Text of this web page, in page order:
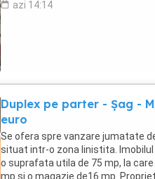
azi 14:14
Duplex pe parter - Șag -
euro
Se ofera spre vanzare jumatate
situat intr-o zona linistita.
o suprafata utila de 75 mp, la
mp si o magazie de16 mp.